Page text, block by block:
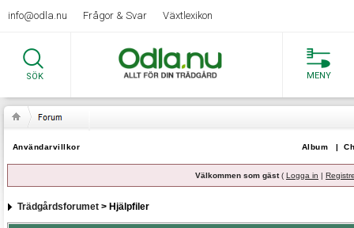
info@odla.nu Frågor & Svar Växtlexikon
SÖK MENY
Användarvillkor Album |
Välkommen som gäst( Logga in |
Trädgårdsforumet> Hjälpfiler